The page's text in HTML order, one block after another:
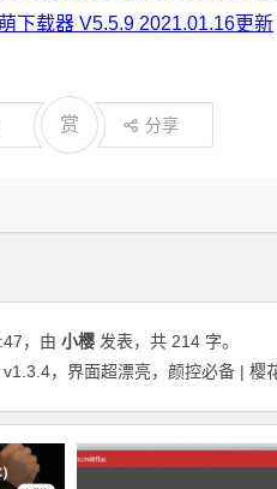
下载器 V5.5.9 2021.01.16更新
赏 分享
，由 小樱 发表，共 214 字。
，界面超漂亮，颜控必备 | 樱